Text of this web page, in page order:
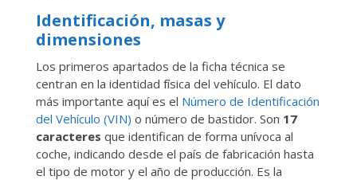
Identificación, masas y
dimensiones
Los primeros apartados de la ficha técnica se
centran en la identidad física del vehículo. El dato
más importante aquí es el Número de Identificación
del Vehículo (VIN) o número de bastidor. Son 17
caracteres que identifican de forma unívoca al
coche, indicando desde el país de fabricación hasta
el tipo de motor y el año de producción. Es la